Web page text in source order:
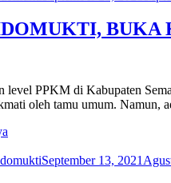
BUKA
level PPKM di Kabupaten
oleh tamu umum. Namun,
September 13, 2021